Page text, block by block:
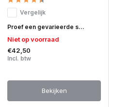
Vergelijk
Proef een gevarieerde s...
Niet op voorraad
€42,50
Incl. btw
Bekijken